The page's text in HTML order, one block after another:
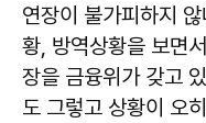
연장이 불가피하지
황, 방역상황을 보면
장을 금융위가 갖고
도 그렇고 상황이 오